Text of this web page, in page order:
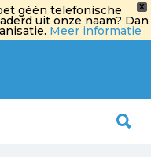
X
géén telefonische
uit onze naam? Dan
Meer informatie